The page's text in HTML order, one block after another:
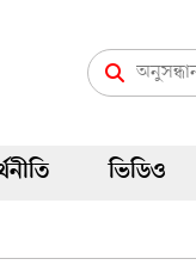
ভিডিও